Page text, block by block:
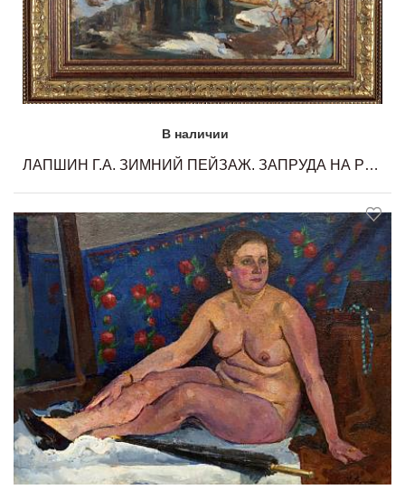
В наличии
ЛАПШИН Г.А. ЗИМНИЙ ПЕЙЗАЖ. ЗАПРУДА НА РЕКЕ